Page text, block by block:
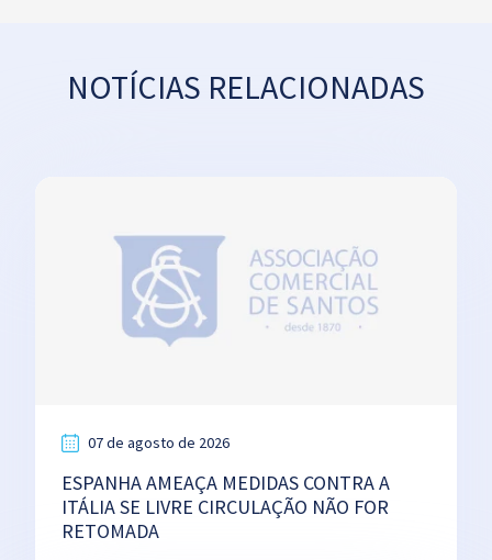
NOTÍCIAS RELACIONADAS
07 de agosto de 2026
ESPANHA AMEAÇA MEDIDAS CONTRA A
ITÁLIA SE LIVRE CIRCULAÇÃO NÃO FOR
RETOMADA